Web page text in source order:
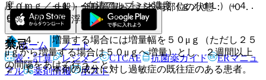
１０）． 一般・全身障害および投与部位の状態：（０．
５％未満）顔面浮腫、口渇。
禁忌
２．１． 本剤の成分に対し過敏症の既往症のある患者。
度（ｍｇ／ｄＬ）−血清アルブミン濃度（ｇ／ｄＬ）＋４．
０。
７．４． 増量する場合には増量幅を５０μｇ（ただし２５
μｇから増量する場合は５０μｇへ増量）とし、２週間以上
の間隔をあけて行うこと。
ホーム
ノート
表・計算
レジメン CTCAE 抗菌薬ガイド
ERマニュ
アル
薬剤情報 ポスト